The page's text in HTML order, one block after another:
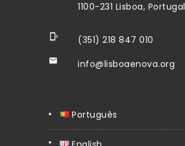
1100-231 Lisboa, Portugal
(351) 218 847 010
info@lisboaenova.org
Português